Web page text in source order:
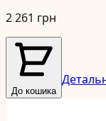
2 261 грн
До кошика